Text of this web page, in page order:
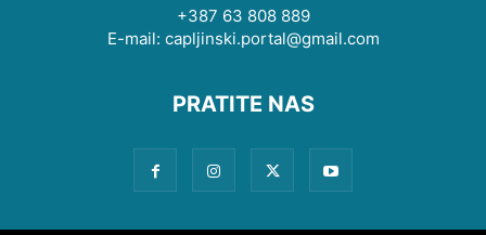
+387 63 808 889
E-mail: capljinski.portal@gmail.com
PRATITE NAS